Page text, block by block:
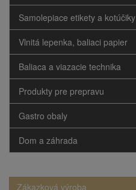
Samolepiace etikety a kotúčiky
Vlnitá lepenka, baliaci papier
Baliaca a viazacie technika
Produkty pre prepravu
Gastro obaly
Dom a záhrada
Zákazková výroba